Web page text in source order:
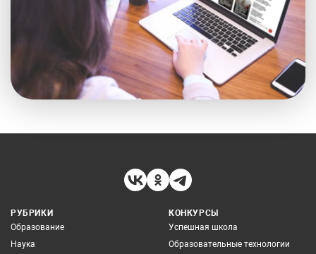
РУБРИКИ
Образование
Наука
КОНКУРСЫ
Успешная школа
Образовательные технологии